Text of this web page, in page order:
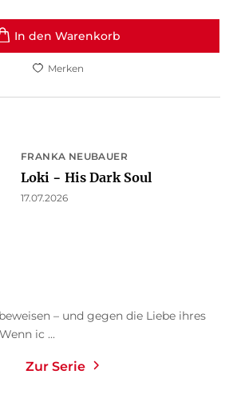
In den Warenkorb
Merken
FRANKA NEUBAUER
Loki − His Dark Soul
17.07.2026
– und gegen die Liebe ihres
ic ...
Zur Serie